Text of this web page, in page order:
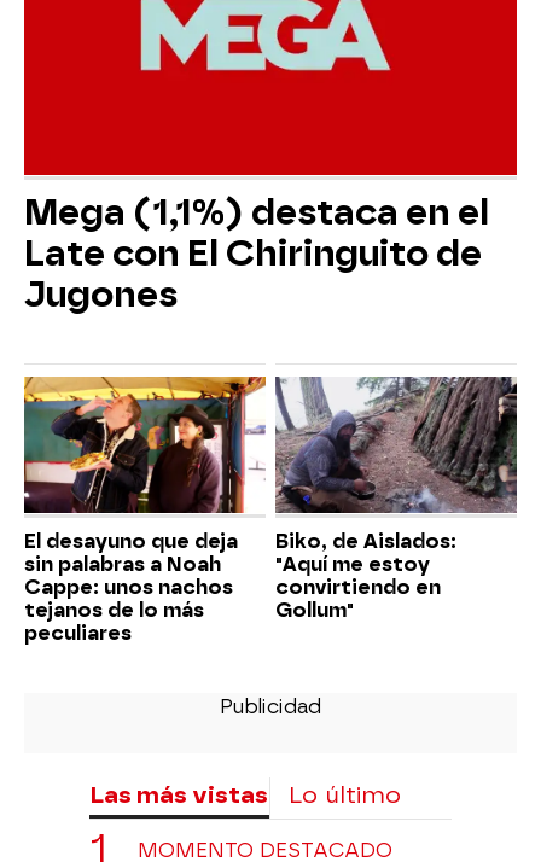
Mega (1,1%) destaca en el
Late con El Chiringuito de
Jugones
El desayuno que deja
sin palabras a Noah
Cappe: unos nachos
tejanos de lo más
peculiares
Biko, de Aislados:
"Aquí me estoy
convirtiendo en
Gollum"
Las más vistas Lo último
MOMENTO DESTACADO